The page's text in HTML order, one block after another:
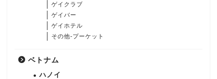
ゲイクラブ
ゲイバー
ゲイホテル
その他-プーケット
ベトナム
ハノイ